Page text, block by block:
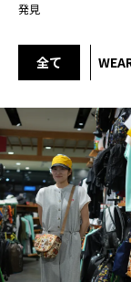
発見
全て